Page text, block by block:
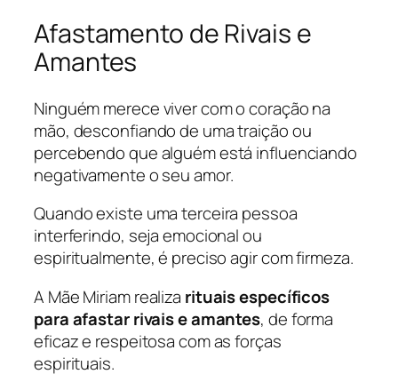
Afastamento de Rivais e
Amantes
Ninguém merece viver com o coração na
mão, desconfiando de uma traição ou
percebendo que alguém está influenciando
negativamente o seu amor.
Quando existe uma terceira pessoa
interferindo, seja emocional ou
espiritualmente, é preciso agir com firmeza.
A Mãe Miriam realiza rituais específicos
para afastar rivais e amantes, de forma
eficaz e respeitosa com as forças
espirituais.